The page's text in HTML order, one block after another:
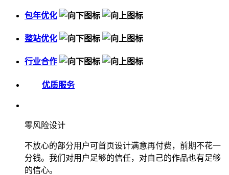
包年优化
整站优化
行业合作
优质服务
零风险设计
不放心的部分用户可首页设计满意再付费，前期不花一
分钱。我们对用户足够的信任，对自己的作品也有足够
的信心。